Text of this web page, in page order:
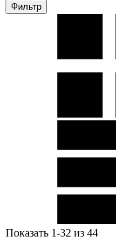
Фильтр
Показать 1-32 из 44